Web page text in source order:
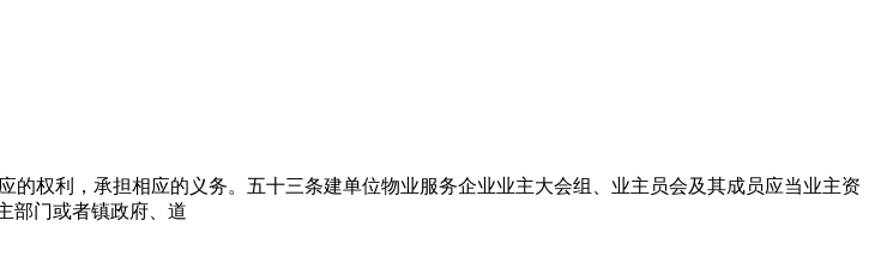
权利，承担相应的义务。五十三条建单位物业服务企业业主大会组、业主员会及其成员应当业主资
部门或者镇政府、道